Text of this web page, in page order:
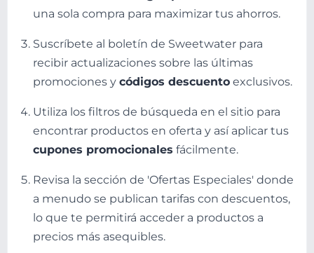
una sola compra para maximizar tus ahorros.
Suscríbete al boletín de Sweetwater para
recibir actualizaciones sobre las últimas
promociones y códigos descuento exclusivos.
Utiliza los filtros de búsqueda en el sitio para
encontrar productos en oferta y así aplicar tus
cupones promocionales fácilmente.
Revisa la sección de 'Ofertas Especiales' donde
a menudo se publican tarifas con descuentos,
lo que te permitirá acceder a productos a
precios más asequibles.